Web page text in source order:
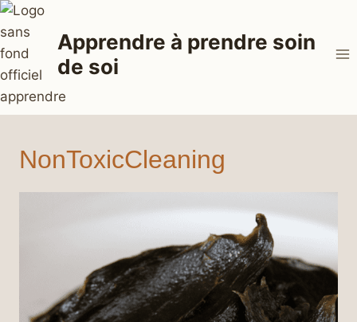
Aller
au
contenu
Apprendre à prendre soin
de soi
NonToxicCleaning